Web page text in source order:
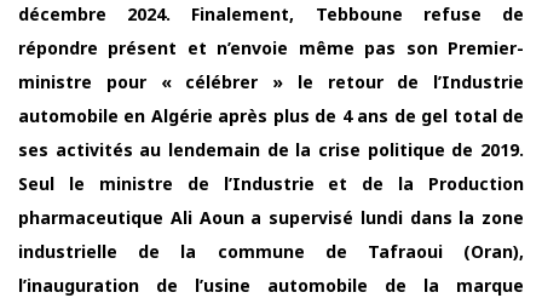
décembre 2024. Finalement, Tebboune refuse de
répondre présent et n’envoie même pas son Premier-
ministre pour « célébrer » le retour de l’Industrie
automobile en Algérie après plus de 4 ans de gel total de
ses activités au lendemain de la crise politique de 2019.
Seul le ministre de l’Industrie et de la Production
pharmaceutique Ali Aoun a supervisé lundi dans la zone
industrielle de la commune de Tafraoui (Oran),
l’inauguration de l’usine automobile de la marque